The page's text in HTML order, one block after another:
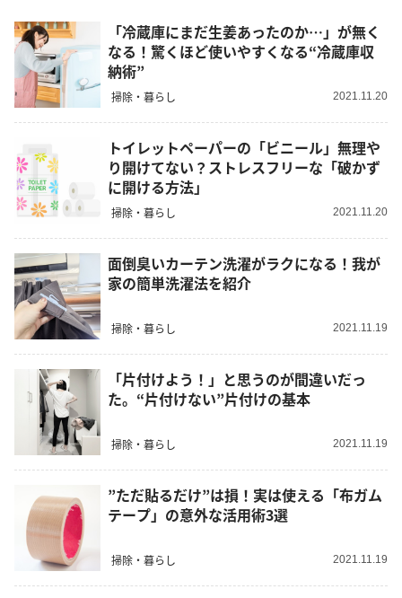
「冷蔵庫にまだ生姜あったのか…」が無く
なる！驚くほど使いやすくなる“冷蔵庫収
納術”
掃除・暮らし 2021.11.20
トイレットペーパーの「ビニール」無理や
り開けてない？ストレスフリーな「破かず
に開ける方法」
掃除・暮らし 2021.11.20
面倒臭いカーテン洗濯がラクになる！我が
家の簡単洗濯法を紹介
掃除・暮らし 2021.11.19
「片付けよう！」と思うのが間違いだっ
た。“片付けない”片付けの基本
掃除・暮らし 2021.11.19
”ただ貼るだけ”は損！実は使える「布ガム
テープ」の意外な活用術3選
掃除・暮らし 2021.11.19